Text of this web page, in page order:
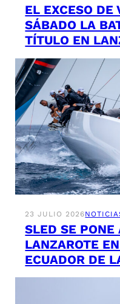
EL EXCESO
SÁBADO LA
TÍTULO EN
23 JULIO 2026
SLED SE PONE
LANZAROTE
ECUADOR DE